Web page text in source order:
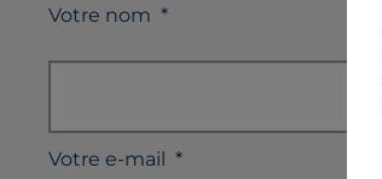
Votre nom *
Votre e-mail *